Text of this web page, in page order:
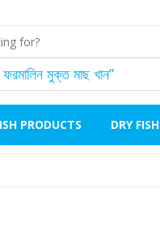
ফরমালিন মুক্ত মাছ খান”
PRODUCTS DRY FISH